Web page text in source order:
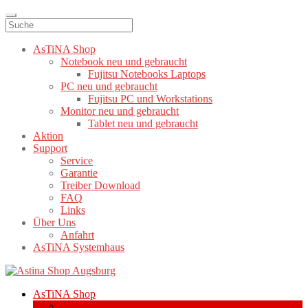
AsTiNA Shop
Notebook neu und gebraucht
Fujitsu Notebooks Laptops
PC neu und gebraucht
Fujitsu PC und Workstations
Monitor neu und gebraucht
Tablet neu und gebraucht
Aktion
Support
Service
Garantie
Treiber Download
FAQ
Links
Über Uns
Anfahrt
AsTiNA Systemhaus
Zur
springen
Zum
springenAsTiNA Shop